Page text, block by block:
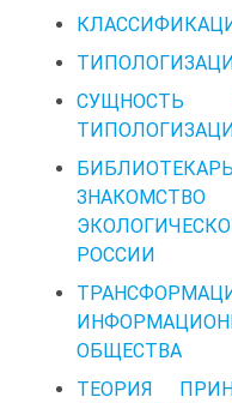
СУЩНОСТЬ
РОССИИ
ОБЩЕСТВА
ТЕОРИЯ